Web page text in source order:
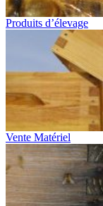
Produits d’élevage
Vente Matériel